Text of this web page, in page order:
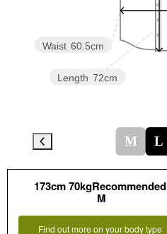
Length 72cm
Waist 60.5cm
M L
173cm 70kgRecommended
M
Find out more on your body type